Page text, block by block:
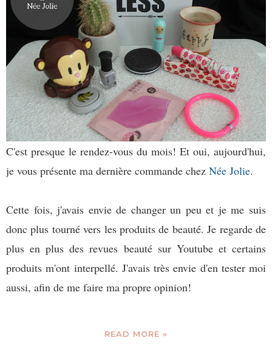
C'est presque le rendez-vous du mois! Et oui, aujourd'hui,
je vous présente ma dernière commande chez Née Jolie.
Cette fois, j'avais envie de changer un peu et je me suis
donc plus tourné vers les produits de beauté. Je regarde de
plus en plus des revues beauté sur Youtube et certains
produits m'ont interpellé. J'avais très envie d'en tester moi
aussi, afin de me faire ma propre opinion!
READ MORE »